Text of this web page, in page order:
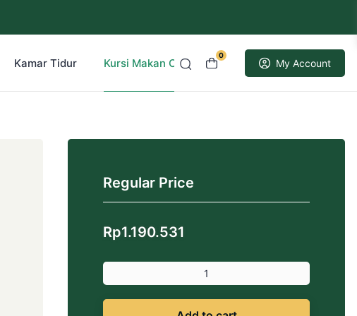
0
My Account
Kamar Tidur Kursi Makan Cafe Resto Kusen Pintu Jati
Regular Price
Rp1.190.531